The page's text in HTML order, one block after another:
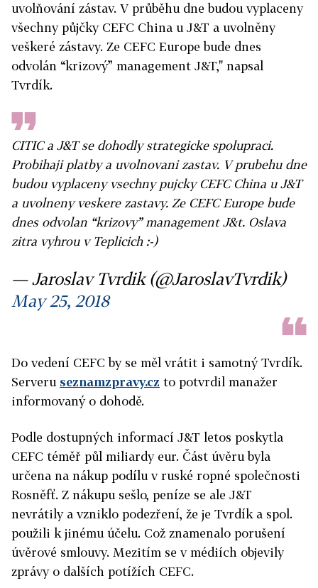
uvolňování zástav. V průběhu dne budou vyplaceny
všechny půjčky CEFC China u J&T a uvolněny
veškeré zástavy. Ze CEFC Europe bude dnes
odvolán “krizový” management J&T," napsal
Tvrdík.
CITIC a J&T se dohodly strategicke spolupraci.
Probihaji platby a uvolnovani zastav. V prubehu dne
budou vyplaceny vsechny pujcky CEFC China u J&T
a uvolneny veskere zastavy. Ze CEFC Europe bude
dnes odvolan “krizovy” management J&t. Oslava
zitra vyhrou v Teplicich :-)
— Jaroslav Tvrdik (@JaroslavTvrdik)
May 25, 2018
Do vedení CEFC by se měl vrátit i samotný Tvrdík.
Serveru seznamzpravy.cz to potvrdil manažer
informovaný o dohodě.
Podle dostupných informací J&T letos poskytla
CEFC téměř půl miliardy eur. Část úvěru byla
určena na nákup podílu v ruské ropné společnosti
Rosněfť. Z nákupu sešlo, peníze se ale J&T
nevrátily a vzniklo podezření, že je Tvrdík a spol.
použili k jinému účelu. Což znamenalo porušení
úvěrové smlouvy. Mezitím se v médiích objevily
zprávy o dalších potížích CEFC.